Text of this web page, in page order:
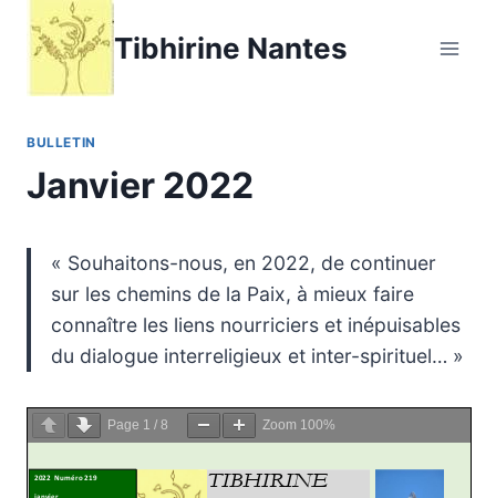
contenu
Tibhirine Nantes
BULLETIN
Janvier 2022
« Souhaitons-nous, en 2022, de continuer
sur les chemins de la Paix, à mieux faire
connaître les liens nourriciers et inépuisables
du dialogue interreligieux et inter-spirituel… »
Page 1 / 8 Zoom 100%